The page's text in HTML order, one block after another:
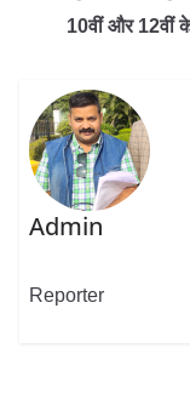
10वीं और 12वीं
Admin
Reporter